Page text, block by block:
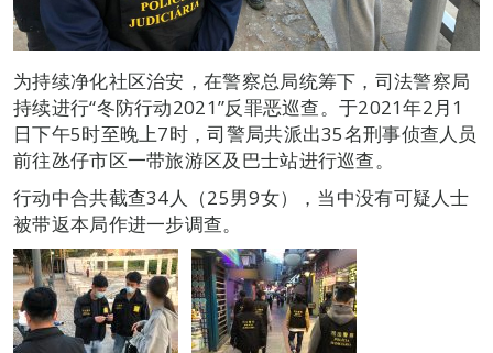
为持续净化社区治安，在警察总局统筹下，司法警察局
持续进行“冬防行动2021”反罪恶巡查。于2021年2月1
日下午5时至晚上7时，司警局共派出35名刑事侦查人员
前往氹仔市区一带旅游区及巴士站进行巡查。
行动中合共截查34人（25男9女），当中没有可疑人士
被带返本局作进一步调查。